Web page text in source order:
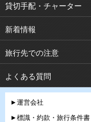
貸切手配・チャーター
新着情報
旅行先での注意
よくある質問
►運営会社
►標識・約款・旅行条件書